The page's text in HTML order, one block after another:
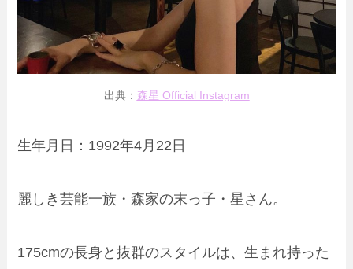
出典： 森星 Official Instagram
生年月日： 1992年4月22日
麗しき芸能一族・森家の末っ子・星さん。
175cmの長身と抜群のスタイルは、生まれ持った